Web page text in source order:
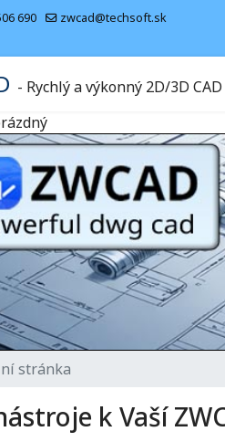
690 zwcad@techsoft.sk
- Rychlý a výkonný 2D/3D CAD
stránka
k Vaší